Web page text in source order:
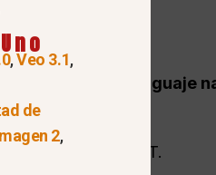
del lenguaje
se incluyen:
macOS ChatGPT.
,Veo 3.1,
de
2,